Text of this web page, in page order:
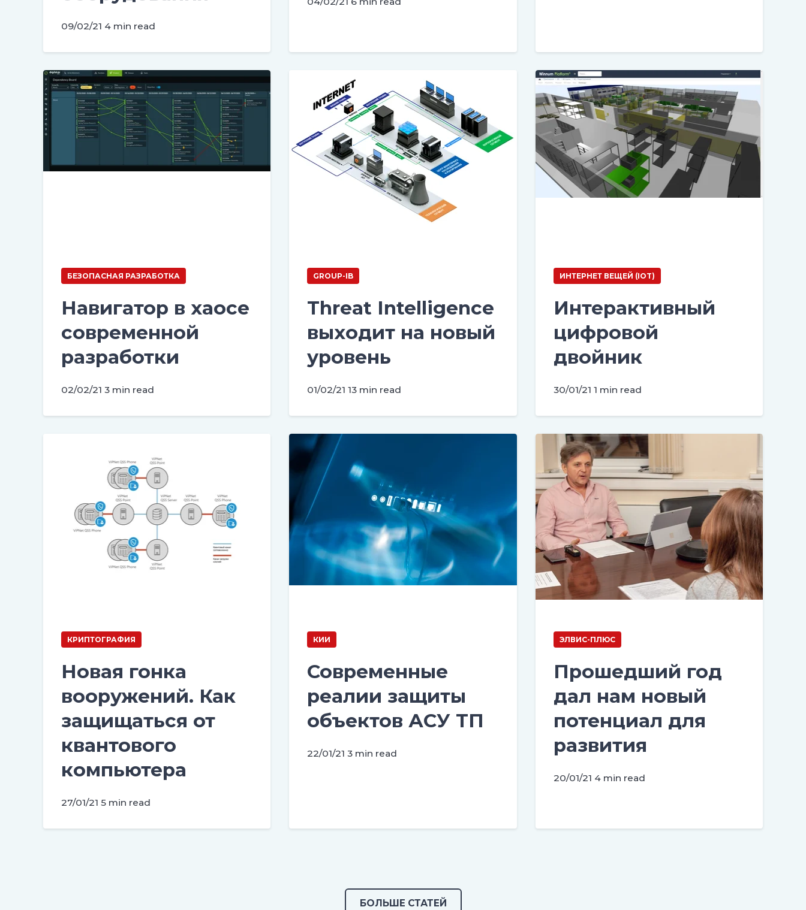
09/02/21 4 min read
БЕЗОПАСНАЯ РАЗРАБОТКА
Навигатор в хаосе
современной
разработки
02/02/21 3 min read
GROUP-IB
Threat Intelligence
выходит на новый
уровень
01/02/21 13 min read
ИНТЕРНЕТ ВЕЩЕЙ (IOT)
Интерактивный
цифровой
двойник
30/01/21 1 min read
КРИПТОГРАФИЯ
Новая гонка
вооружений. Как
защищаться от
квантового
компьютера
27/01/21 5 min read
КИИ
Современные
реалии защиты
объектов АСУ ТП
22/01/21 3 min read
ЭЛВИС-ПЛЮС
Прошедший год
дал нам новый
потенциал для
развития
20/01/21 4 min read
БОЛЬШЕ СТАТЕЙ